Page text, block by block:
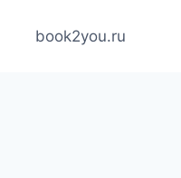
book2you.ru